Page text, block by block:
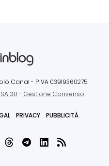
Canal - P.IVA 03919360275
3.0- Gestione Consenso
PRIVACY PUBBLICITÀ